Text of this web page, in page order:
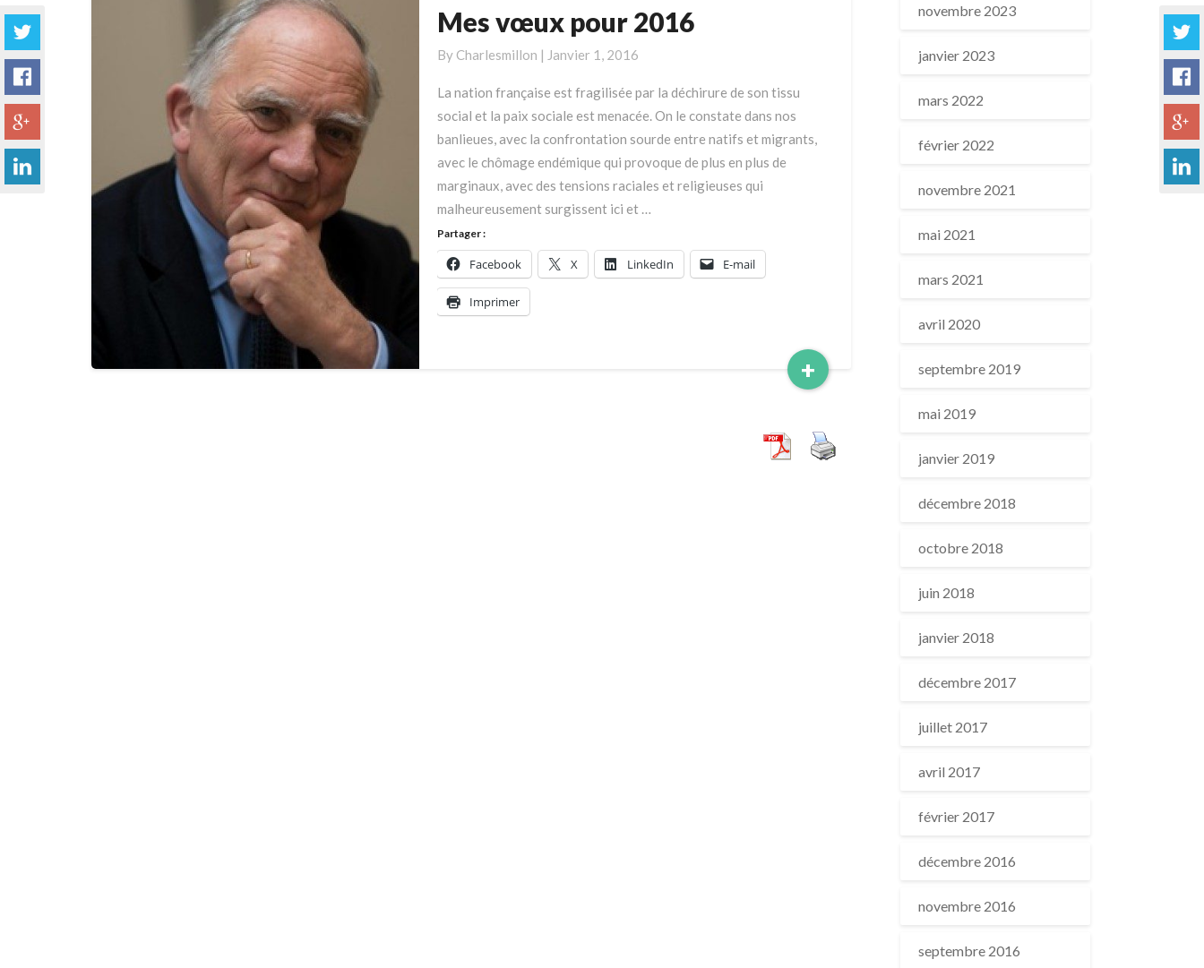
Mes
pour
2016
Mes vœux pour 2016
By Charlesmillon | Janvier 1, 2016
La nation française est fragilisée par la déchirure de son tissu
social et la paix sociale est menacée. On le constate dans nos
banlieues, avec la confrontation sourde entre natifs et migrants,
avec le chômage endémique qui provoque de plus en plus de
marginaux, avec des tensions raciales et religieuses qui
malheureusement surgissent ici et …
+Read
More
Partager :
Facebook X LinkedIn E-mail
Imprimer
novembre 2023
janvier 2023
mars 2022
février 2022
novembre 2021
mai 2021
mars 2021
avril 2020
septembre 2019
mai 2019
janvier 2019
décembre 2018
octobre 2018
juin 2018
janvier 2018
décembre 2017
juillet 2017
avril 2017
février 2017
décembre 2016
novembre 2016
septembre 2016